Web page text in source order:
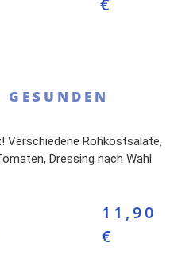
€
GESUNDEN
Verschiedene Rohkostsalate,
Dressing nach Wahl
11,90
€